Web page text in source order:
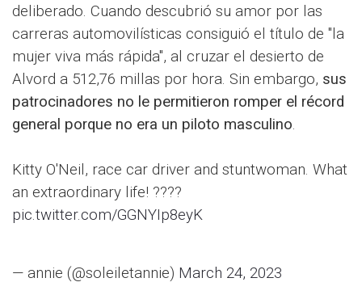
deliberado. Cuando descubrió su amor por las
carreras automovilísticas consiguió el título de "la
mujer viva más rápida", al cruzar el desierto de
Alvord a 512,76 millas por hora. Sin embargo, sus
patrocinadores no le permitieron romper el récord
general porque no era un piloto masculino.
Kitty O'Neil, race car driver and stuntwoman. What
an extraordinary life! ????️
pic.twitter.com/GGNYIp8eyK
— annie (@soleiletannie) March 24, 2023